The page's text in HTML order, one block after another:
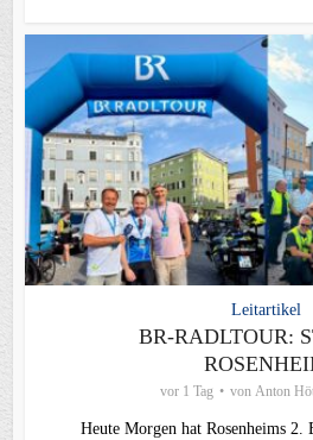
Leitartikel
BR-RADLTOUR:
vor 1 Tag von Anton
Heute Morgen hat Rosenheims 2.